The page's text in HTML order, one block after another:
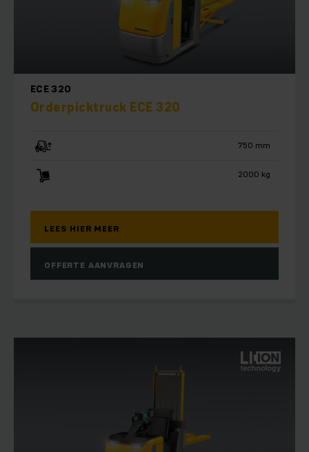
ECE 320
Orderpicktruck ECE 320
750 mm
2000 kg
LEES HIER MEER
OFFERTE AANVRAGEN